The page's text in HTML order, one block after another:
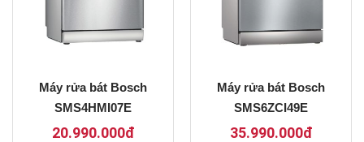
Máy rửa bát Bosch
SMS4HMI07E
20.990.000đ
Máy rửa bát Bosch
SMS6ZCI49E
35.990.000đ